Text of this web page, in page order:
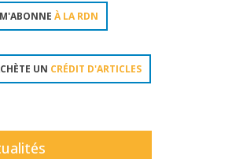
À LA RDN
UN CRÉDIT D'ARTICLES